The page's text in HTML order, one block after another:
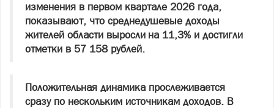
изменения в первом квартале 2026 года,
показывают, что среднедушевые доходы
жителей области выросли на 11,3% и достигли
отметки в 57 158 рублей.
Положительная динамика прослеживается
сразу по нескольким источникам доходов. В